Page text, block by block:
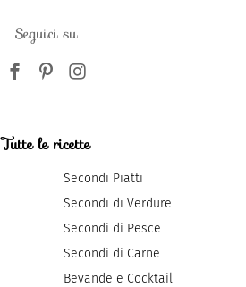
Seguici su
Tutte le ricette
Secondi Piatti
Secondi di Verdure
Secondi di Pesce
Secondi di Carne
Bevande e Cocktail